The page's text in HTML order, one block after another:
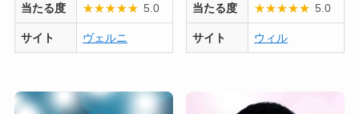
当たる度 ★★★★★ 5.0
サイト ヴェルニ
当たる度 ★★★★★ 5.0
サイト ウィル